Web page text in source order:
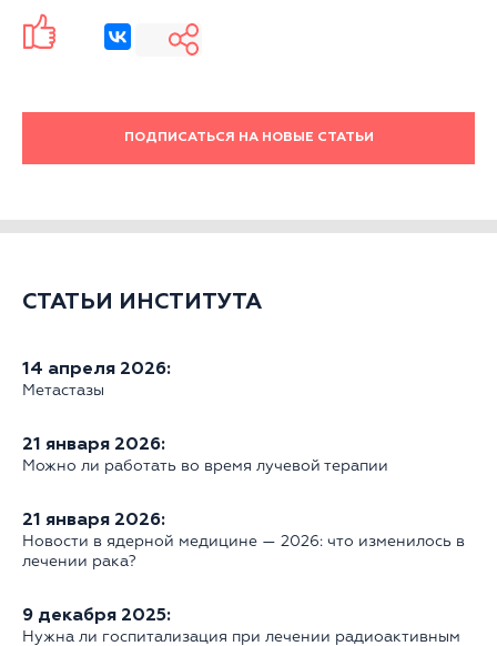
ПОДПИСАТЬСЯ НА НОВЫЕ СТАТЬИ
СТАТЬИ ИНСТИТУТА
14 апреля 2026:
Метастазы
21 января 2026:
Можно ли работать во время лучевой терапии
21 января 2026:
Новости в ядерной медицине — 2026: что изменилось в
лечении рака?
9 декабря 2025:
Нужна ли госпитализация при лечении радиоактивным